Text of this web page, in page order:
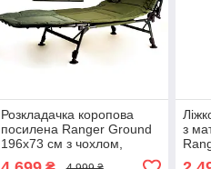
Розкладачка коропова
посилена Ranger Ground
196х73 см з чохлом,
олива
з